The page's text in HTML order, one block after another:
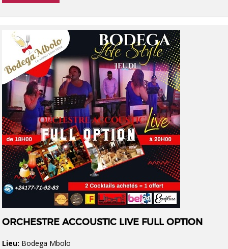
ORCHESTRE ACCOUSTIC LIVE FULL OPTION
Lieu: Bodega Mbolo